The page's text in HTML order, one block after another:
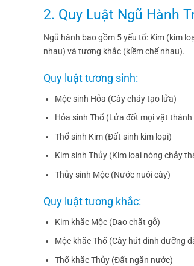
2. Quy Luật Ngũ Hành
Ngũ hành bao gồm 5 yếu tố: Kim (kim
nhau) và tương khắc (kiềm chế nhau).
Quy luật tương sinh:
Mộc sinh Hỏa (Cây cháy tạo lửa)
Hỏa sinh Thổ (Lửa đốt mọi vật
Thổ sinh Kim (Đất sinh kim loại)
Kim sinh Thủy (Kim loại nóng chảy
Thủy sinh Mộc (Nước nuôi cây)
Quy luật tương khắc:
Kim khắc Mộc (Dao chặt gỗ)
Mộc khắc Thổ (Cây hút dinh dưỡng
Thổ khắc Thủy (Đất ngăn nước)